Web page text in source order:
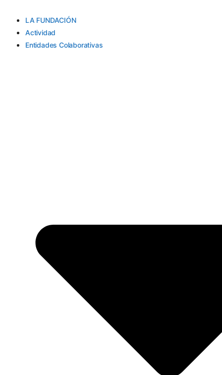
LA FUNDACIÓN
Actividad
Entidades Colaborativas